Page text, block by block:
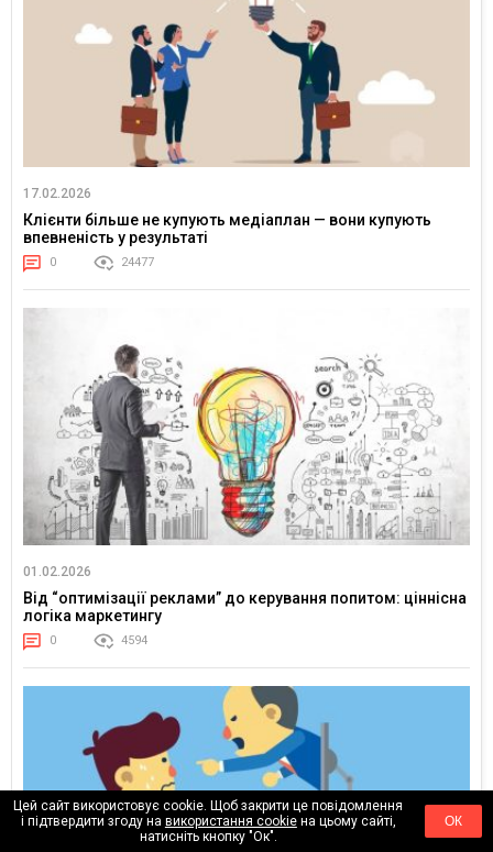
17.02.2026
Клієнти більше не купують медіаплан — вони купують
впевненість у результаті
0 24477
01.02.2026
Від “оптимізації реклами” до керування попитом: ціннісна
логіка маркетингу
0 4594
Цей сайт використовує cookie. Щоб закрити це повідомлення
і підтвердити згоду на використання cookieна цьому сайті,
натисніть кнопку "Ок".
ОК